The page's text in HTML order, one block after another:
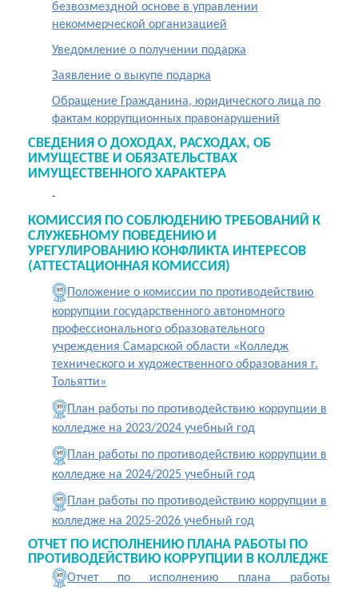
безвозмездной основе в управлении
некоммерческой организацией
Уведомление о получении подарка
Заявление о выкупе подарка
Обращение Гражданина, юридического лица по
фактам коррупционных правонарушений
СВЕДЕНИЯ О ДОХОДАХ, РАСХОДАХ, ОБ
ИМУЩЕСТВЕ И ОБЯЗАТЕЛЬСТВАХ
ИМУЩЕСТВЕННОГО ХАРАКТЕРА
-
КОМИССИЯ ПО СОБЛЮДЕНИЮ ТРЕБОВАНИЙ К
СЛУЖЕБНОМУ ПОВЕДЕНИЮ И
УРЕГУЛИРОВАНИЮ КОНФЛИКТА ИНТЕРЕСОВ
(АТТЕСТАЦИОННАЯ КОМИССИЯ)
Положение о комиссии по противодействию
коррупции государственного автономного
профессионального образовательного
учреждения Самарской области «Колледж
технического и художественного образования г.
Тольятти»
План работы по противодействию коррупции в
колледже на 2023/2024 учебный год
План работы по противодействию коррупции в
колледже на 2024/2025 учебный год
План работы по противодействию коррупции в
колледже на 2025-2026 учебный год
ОТЧЕТ ПО ИСПОЛНЕНИЮ ПЛАНА РАБОТЫ ПО
ПРОТИВОДЕЙСТВИЮ КОРРУПЦИИ В КОЛЛЕДЖЕ
Отчет по исполнению плана работы